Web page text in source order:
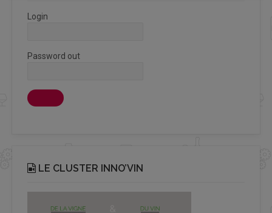
Login
Password out
LE CLUSTER INNO’VIN